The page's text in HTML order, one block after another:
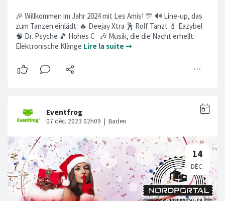
🎉 Willkommen im Jahr 2024 mit Les Amis! 🎊 🔊 Line-up, das
zum Tanzen einlädt: 🔥 Deejay Xtra 🕺 Rolf Tanzt 💄 Eazybel
🧠 Dr. Psyche 🎵 Hohes C 🎶 Musik, die die Nacht erhellt:
Elektronische Klänge Lire la suite ➞